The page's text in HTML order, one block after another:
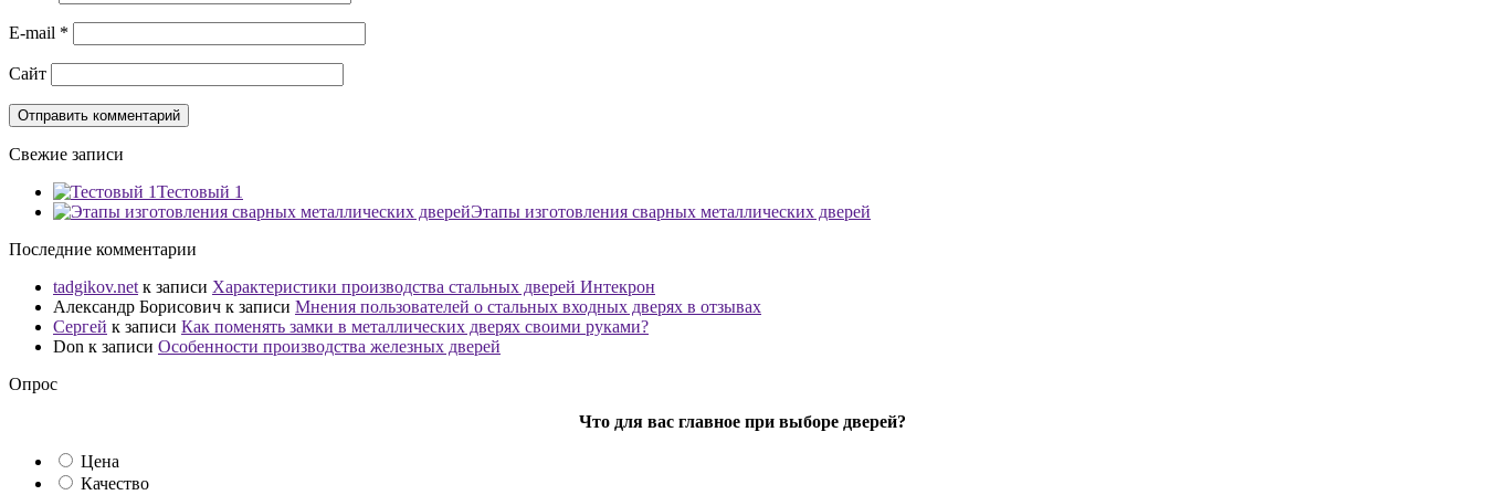
E-mail *
Сайт
Свежие записи
Тестовый 1
Этапы изготовления сварных металлических дверей
Последние комментарии
tadgikov.net к записи Характеристики производства стальных дверей Интекрон
Александр Борисович к записи Мнения пользователей о стальных входных дверях в отзывах
Сергей к записи Как поменять замки в металлических дверях своими руками?
Don к записи Особенности производства железных дверей
Опрос
Что для вас главное при выборе дверей?
Цена
Качество